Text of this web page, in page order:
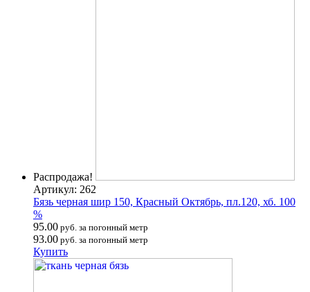
Распродажа!
Артикул: 262
Бязь черная шир 150, Красный Октябрь, пл.120, хб. 100
%
95.00 руб. за погонный метр
93.00 руб. за погонный метр
Купить